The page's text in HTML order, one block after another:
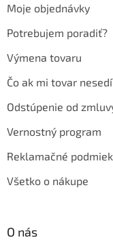
Moje objednávky
Potrebujem poradiť?
Výmena tovaru
Čo ak mi tovar
Odstúpenie od
Vernostný program
Reklamačné
Všetko o nákupe
O nás